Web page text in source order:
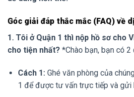
Góc giải đáp thắc mắc (FAQ) về
1. Tôi ở Quận 1 thì nộp hồ sơ cho
cho tiện nhất? *Chào bạn, bạn có
Cách 1: Ghé văn phòng của
1 để được tư vấn trực tiếp và gửi